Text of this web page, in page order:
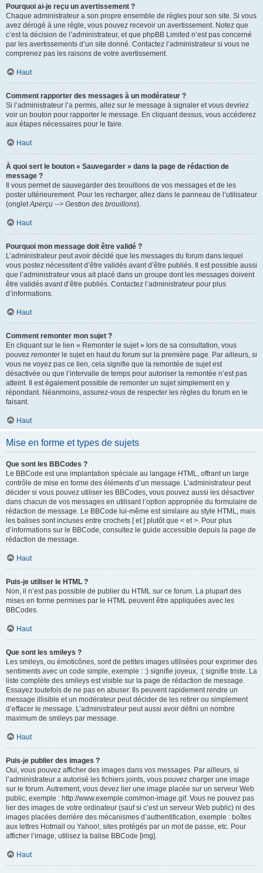
Pourquoi ai-je reçu un avertissement ?
Chaque administrateur a son propre ensemble de règles pour son site. Si vous
avez dérogé à une règle, vous pouvez recevoir un avertissement. Notez que
c’est la décision de l’administrateur, et que phpBB Limited n’est pas concerné
par les avertissements d’un site donné. Contactez l’administrateur si vous ne
comprenez pas les raisons de votre avertissement.
Haut
Comment rapporter des messages à un modérateur ?
Si l’administrateur l’a permis, allez sur le message à signaler et vous devriez
voir un bouton pour rapporter le message. En cliquant dessus, vous accéderez
aux étapes nécessaires pour le faire.
Haut
À quoi sert le bouton « Sauvegarder » dans la page de rédaction de
message ?
Il vous permet de sauvegarder des brouillons de vos messages et de les
poster ultérieurement. Pour les recharger, allez dans le panneau de l’utilisateur
(ongletAperçu --> Gestion des brouillons).
Haut
Pourquoi mon message doit être validé ?
L’administrateur peut avoir décidé que les messages du forum dans lequel
vous postez nécessitent d’être validés avant d’être publiés. Il est possible aussi
que l’administrateur vous ait placé dans un groupe dont les messages doivent
être validés avant d’être publiés. Contactez l’administrateur pour plus
d’informations.
Haut
Comment remonter mon sujet ?
En cliquant sur le lien « Remonter le sujet » lors de sa consultation, vous
pouvez remonterle sujet en haut du forum sur la première page. Par ailleurs, si
vous ne voyez pas ce lien, cela signifie que la remontée de sujet est
désactivée ou que l’intervalle de temps pour autoriser la remontée n’est pas
atteint. Il est également possible de remonter un sujet simplement en y
répondant. Néanmoins, assurez-vous de respecter les règles du forum en le
faisant.
Haut
Mise en forme et types de sujets
Que sont les BBCodes ?
Le BBCode est une implantation spéciale au langage HTML, offrant un large
contrôle de mise en forme des éléments d’un message. L’administrateur peut
décider si vous pouvez utiliser les BBCodes, vous pouvez aussi les désactiver
dans chacun de vos messages en utilisant l’option appropriée du formulaire de
rédaction de message. Le BBCode lui-même est similaire au style HTML, mais
les balises sont incluses entre crochets [ et ] plutôt que < et >. Pour plus
d’informations sur le BBCode, consultez le guide accessible depuis la page de
rédaction de message.
Haut
Puis-je utiliser le HTML ?
Non, il n’est pas possible de publier du HTML sur ce forum. La plupart des
mises en forme permises par le HTML peuvent être appliquées avec les
BBCodes.
Haut
Que sont les smileys ?
Les smileys, ou émoticônes, sont de petites images utilisées pour exprimer des
sentiments avec un code simple, exemple : :) signifie joyeux, :( signifie triste. La
liste complète des smileys est visible sur la page de rédaction de message.
Essayez toutefois de ne pas en abuser. Ils peuvent rapidement rendre un
message illisible et un modérateur peut décider de les retirer ou simplement
d’effacer le message. L’administrateur peut aussi avoir défini un nombre
maximum de smileys par message.
Haut
Puis-je publier des images ?
Oui, vous pouvez afficher des images dans vos messages. Par ailleurs, si
l’administrateur a autorisé les fichiers joints, vous pouvez charger une image
sur le forum. Autrement, vous devez lier une image placée sur un serveur Web
public, exemple : http://www.exemple.com/mon-image.gif. Vous ne pouvez pas
lier des images de votre ordinateur (sauf si c’est un serveur Web public) ni des
images placées derrière des mécanismes d’authentification, exemple : boîtes
aux lettres Hotmail ou Yahoo!, sites protégés par un mot de passe, etc. Pour
afficher l’image, utilisez la balise BBCode [img].
Haut